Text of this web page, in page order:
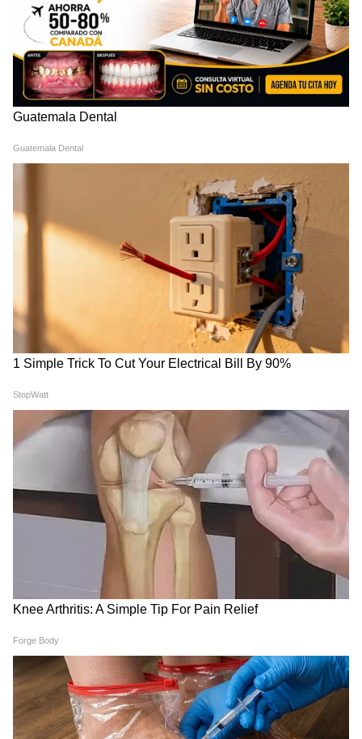
Meta, Google को दिया आदेश
रांची प्रोटेस्ट में अब अड़ गए छात्र, बजी तालियां
और छात्रों का जोश दिखा हाई